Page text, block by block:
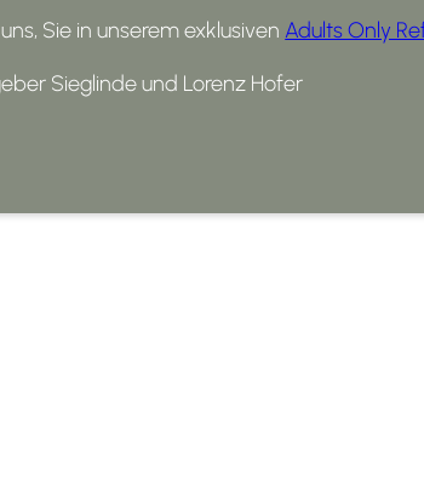
Sie in unserem exklusiven Adults Only
Sieglinde und Lorenz Hofer